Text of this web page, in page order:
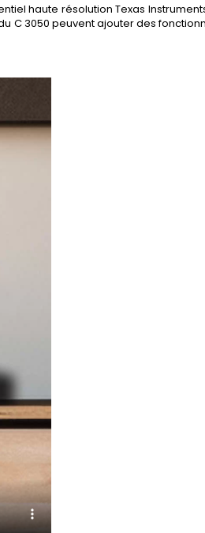
haute résolution Texas
C 3050 peuvent ajouter des